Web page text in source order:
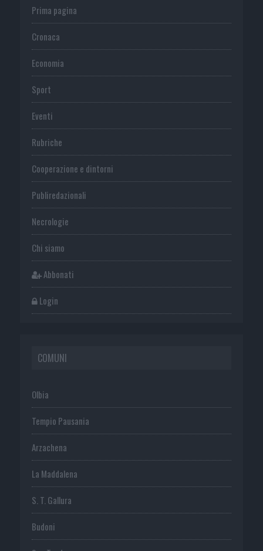
Prima pagina
Cronaca
Economia
Sport
Eventi
Rubriche
Cooperazione e dintorni
Publiredazionali
Necrologie
Chi siamo
Abbonati
Login
COMUNI
Olbia
Tempio Pausania
Arzachena
La Maddalena
S. T. Gallura
Budoni